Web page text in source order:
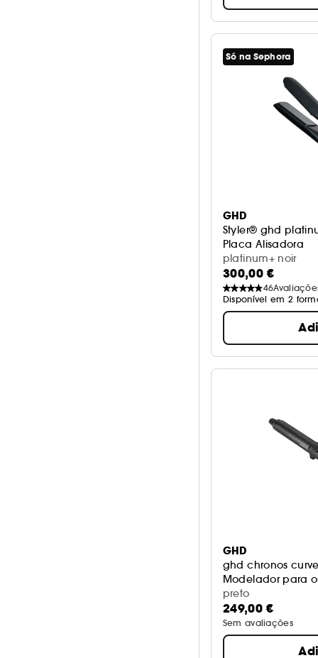
Só na Sephora
GHD
Styler® ghd
Placa Alisadora
platinum+ noir
300,00 €
46
Disponível em 2
GHD
ghd chronos
Modelador para
preto
249,00 €
Sem avaliações